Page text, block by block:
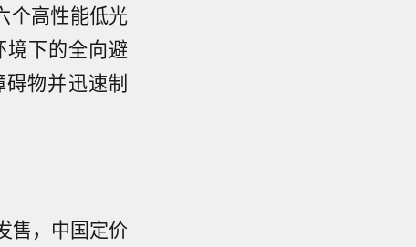
个高性能低光
下的全向避
物并迅速制
售，中国定价